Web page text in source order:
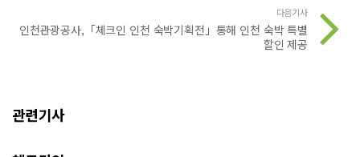
다음기사
인천관광공사,「체크인 인천 숙박기획전」통해 인천 숙박 특별
할인 제공
관련기사